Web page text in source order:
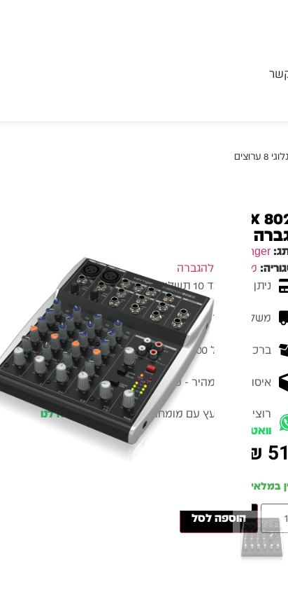
אנלוגי 8 ערוצים
Behringer
מיקסרים להגברה
ניתן לשלם עד 10 תשלומים ללא ריבית
משלוח מהיר - זמן אספקה בין 3-5 ימי עסקים
ברכישה מעל 700 ש״ח - המשלוח חינם
איסוף עצמי מהיר - מקוה ישראל 6 ת״א
רוצים להתייעץ עם מומחה לפני הרכישה?שלח לנו
וואטסאפ
₪
במלאי
הוספה לסל